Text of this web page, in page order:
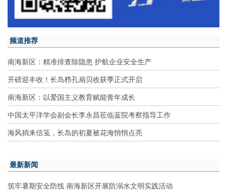
频道推荐
南海新区：精准排查除隐患 护航企业安全生产
开磅迎丰收！长岛栉孔扇贝收获季正式开启
南海新区：以爱国主义教育赋能青年成长
中国太平洋学会副会长李永昌莅临蓝院考察指导工作
海风捎来信笺，长岛的初夏被花海悄悄点亮
最新新闻
筑牢暑期安全防线 南海新区开展防溺水文明实践活动